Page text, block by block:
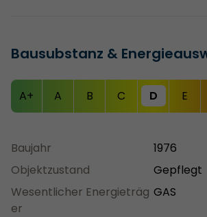
unsere Bau-Netzwerke zu Ihrem
Bausubstanz &
A+ A B C D E
Baujahr
1976
Objektzustand
Gepflegt
Wesentlicher Energieträg
er
GAS